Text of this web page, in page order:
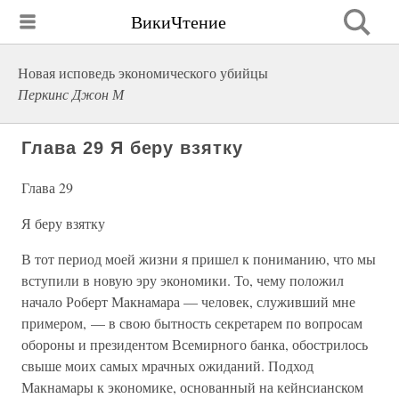
ВикиЧтение
Новая исповедь экономического убийцы
Перкинс Джон М
Глава 29 Я беру взятку
Глава 29
Я беру взятку
В тот период моей жизни я пришел к пониманию, что мы
вступили в новую эру экономики. То, чему положил
начало Роберт Макнамара — человек, служивший мне
примером, — в свою бытность секретарем по вопросам
обороны и президентом Всемирного банка, обострилось
свыше моих самых мрачных ожиданий. Подход
Макнамары к экономике, основанный на кейнсианском